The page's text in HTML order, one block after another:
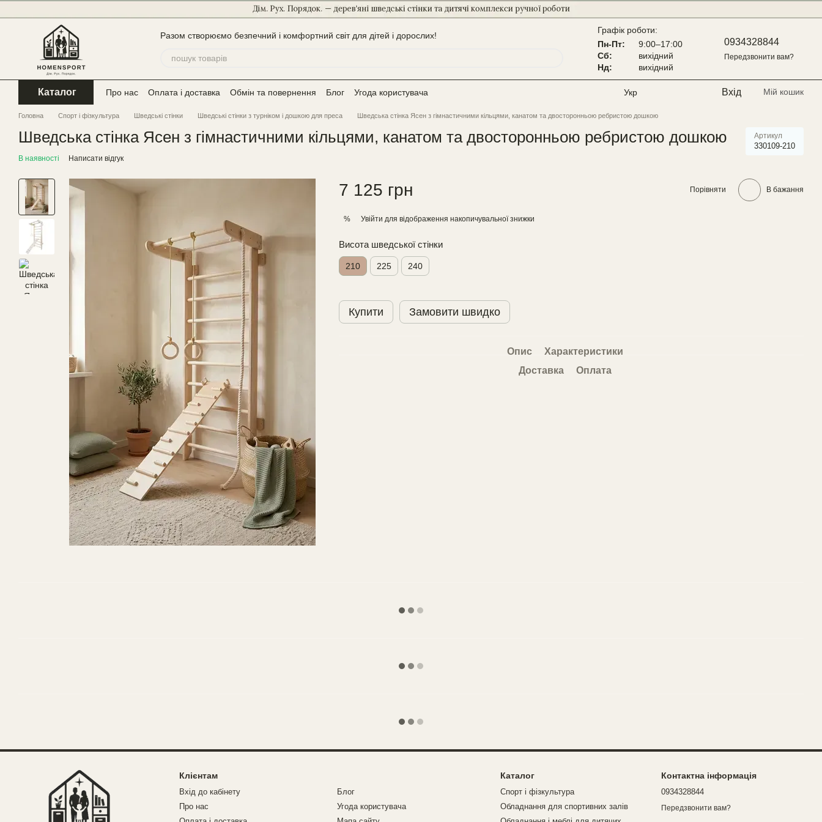
Разом створюємо безпечний і комфортний світ для дітей і дорослих!
Графік роботи:
Пн-Пт:
9:00–17:00
Сб:
вихідний
Нд:
вихідний
0934328844
Передзвонити вам?
Каталог Про нас Оплата і доставка Обмін та повернення Блог Угода користувача Укр Вхід Мій кошик
Головна Спорт і фізкультура Шведські стінки Шведські стінки з турніком і дошкою для преса Шведська стінка Ясен з гімнастичними кільцями, канатом та двосторонньою ребристою дошкою
Шведська стінка Ясен з гімнастичними кільцями, канатом та двосторонньою ребристою дошкою Артикул
330109-210
В наявності Написати відгук
7 125 грн Порівняти В бажання
% Увійти для відображення накопичувальної знижки
Висота шведської стінки
210 225 240
Купити Замовити швидко
Опис
Характеристики
Доставка
Оплата
Клієнтам
Вхід до кабінету
Про нас
Блог
Угода користувача
Каталог
Спорт і фізкультура
Обладнання для спортивних залів
Контактна інформація
0934328844
Передзвонити вам?